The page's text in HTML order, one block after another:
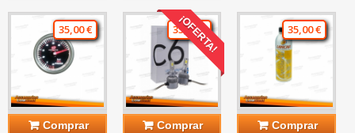
35,00 €
Comprar
¡OFERTA!
35,00 €
Comprar
35,00 €
Comprar